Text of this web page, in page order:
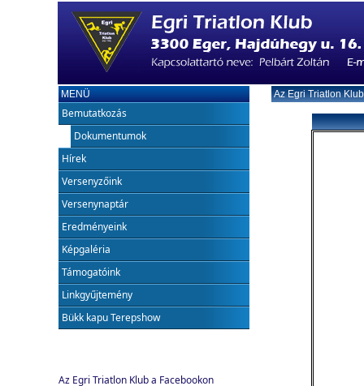
MENÜ
Bemutatkozás
Dokumentumok
Hírek
Versenyzőink
Versenynaptár
Eredményeink
Képgaléria
Támogatóink
Linkgyűjtemény
Bükk kapu Terepshow
Az Egri Triatlon Klub a Facebookon
Az Egri Triatlon